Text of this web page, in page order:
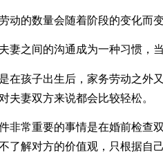
动的数量会随着阶段的变化而
妻之间的沟通成为一种习惯，
在孩子出生后，家务劳动之外
夫妻双方来说都会比较轻松。
非常重要的事情是在婚前检查
了解对方的价值观，只根据自